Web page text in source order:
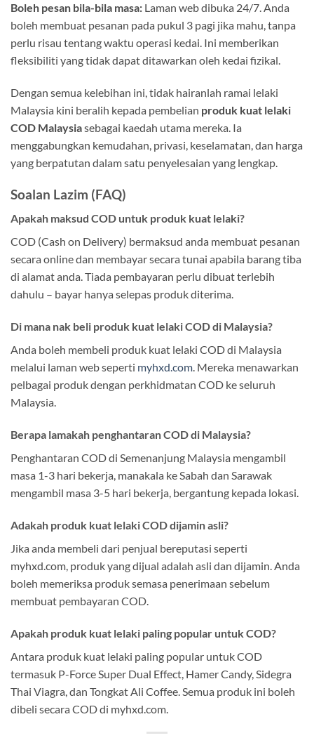
Boleh pesan bila-bila masa: Laman web dibuka 24/7. Anda
boleh membuat pesanan pada pukul 3 pagi jika mahu, tanpa
perlu risau tentang waktu operasi kedai. Ini memberikan
fleksibiliti yang tidak dapat ditawarkan oleh kedai fizikal.
Dengan semua kelebihan ini, tidak hairanlah ramai lelaki
Malaysia kini beralih kepada pembelian produk kuat lelaki
COD Malaysiasebagai kaedah utama mereka. Ia
menggabungkan kemudahan, privasi, keselamatan, dan harga
yang berpatutan dalam satu penyelesaian yang lengkap.
Soalan Lazim (FAQ)
Apakah maksud COD untuk produk kuat lelaki?
COD (Cash on Delivery) bermaksud anda membuat pesanan
secara online dan membayar secara tunai apabila barang tiba
di alamat anda. Tiada pembayaran perlu dibuat terlebih
dahulu – bayar hanya selepas produk diterima.
Di mana nak beli produk kuat lelaki COD di Malaysia?
Anda boleh membeli produk kuat lelaki COD di Malaysia
melalui laman web seperti myhxd.com. Mereka menawarkan
pelbagai produk dengan perkhidmatan COD ke seluruh
Malaysia.
Berapa lamakah penghantaran COD di Malaysia?
Penghantaran COD di Semenanjung Malaysia mengambil
masa 1-3 hari bekerja, manakala ke Sabah dan Sarawak
mengambil masa 3-5 hari bekerja, bergantung kepada lokasi.
Adakah produk kuat lelaki COD dijamin asli?
Jika anda membeli dari penjual bereputasi seperti
myhxd.com, produk yang dijual adalah asli dan dijamin. Anda
boleh memeriksa produk semasa penerimaan sebelum
membuat pembayaran COD.
Apakah produk kuat lelaki paling popular untuk COD?
Antara produk kuat lelaki paling popular untuk COD
termasuk P-Force Super Dual Effect, Hamer Candy, Sidegra
Thai Viagra, dan Tongkat Ali Coffee. Semua produk ini boleh
dibeli secara COD di myhxd.com.